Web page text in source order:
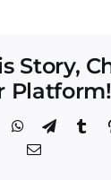
Story,
Platform!
WhatsApp
Telegram
Correo